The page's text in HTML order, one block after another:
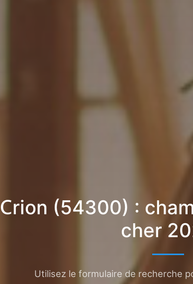
Crion (54300) :
cher
Utilisez le formulaire de recherche